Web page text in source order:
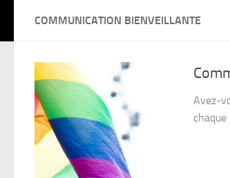
COMMUNICATION BIENVEILLANTE
Avez-